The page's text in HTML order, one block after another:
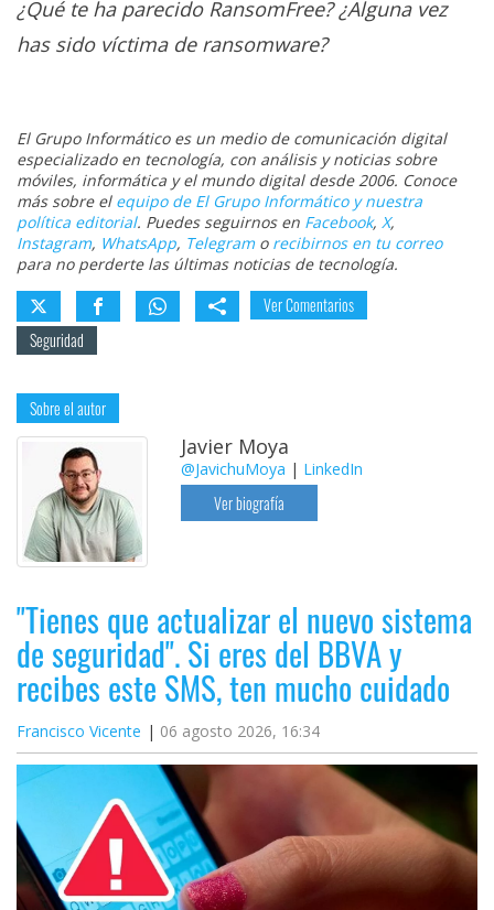
¿Qué te ha parecido RansomFree? ¿Alguna vez
has sido víctima de ransomware?
El Grupo Informático es un medio de comunicación digital
especializado en tecnología, con análisis y noticias sobre
móviles, informática y el mundo digital desde 2006. Conoce
más sobre el equipo de El Grupo Informático y nuestra
política editorial. Puedes seguirnos en Facebook, X,
Instagram, WhatsApp, Telegramo recibirnos en tu correo
para no perderte las últimas noticias de tecnología.
Ver Comentarios
Seguridad
Sobre el autor
Javier Moya
@JavichuMoya | LinkedIn
Ver biografía
"Tienes que actualizar el nuevo sistema
de seguridad". Si eres del BBVA y
recibes este SMS, ten mucho cuidado
Francisco Vicente 06 agosto 2026, 16:34